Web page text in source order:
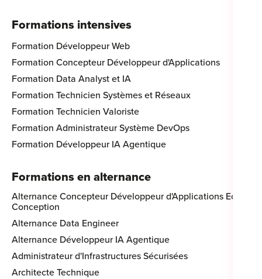
Formations intensives
Formation Développeur Web
Formation Concepteur Développeur d'Applications
Formation Data Analyst et IA
Formation Technicien Systèmes et Réseaux
Formation Technicien Valoriste
Formation Administrateur Système DevOps
Formation Développeur IA Agentique
Formations en alternance
Alternance Concepteur Développeur d'Applications Eco-
Conception
Alternance Data Engineer
Alternance Développeur IA Agentique
Administrateur d'Infrastructures Sécurisées
Architecte Technique